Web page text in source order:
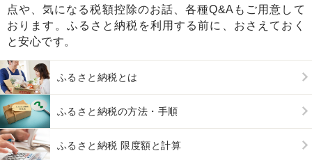
点や、気になる税額控除のお話、各種Q&Aもご用意して
おります。ふるさと納税を利用する前に、おさえておく
と安心です。
ふるさと納税とは
ふるさと納税の方法・手順
ふるさと納税 限度額と計算